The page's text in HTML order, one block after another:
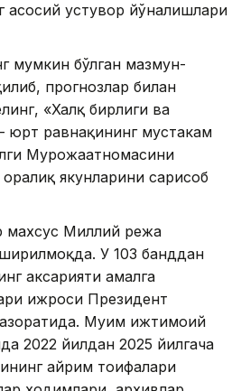
устувор йўналишлари
мумкин бўлган мазмун-
прогнозлар билан
«Халқ бирлиги ва
юрт равнақининг мустаҳкам
Мурожаатномасини
якунларини сарҳисоб
махсус Миллий режа
У 103 банддан
аксарияти амалга
ижроси Президент
Муҳим ижтимоий
2022 йилдан 2025 йилгача
айрим тоифалари